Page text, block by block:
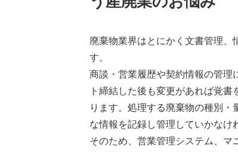
廃棄物業界はとにかく文書管理、
す。
商談・営業履歴や契約情報の管理
ト締結した後も変更があれば覚書
ります。処理する廃棄物の種別・
な情報を記録し管理していかなけ
そのため、営業管理システム、マ